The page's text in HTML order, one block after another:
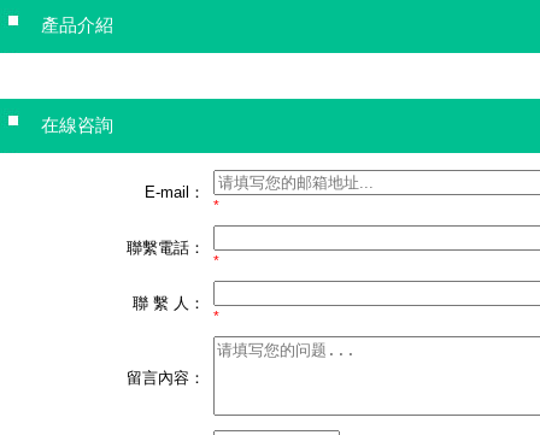
產品介紹
在線咨詢
E-mail：
*
聯繫電話：
*
聯 繫 人：
*
留言內容：